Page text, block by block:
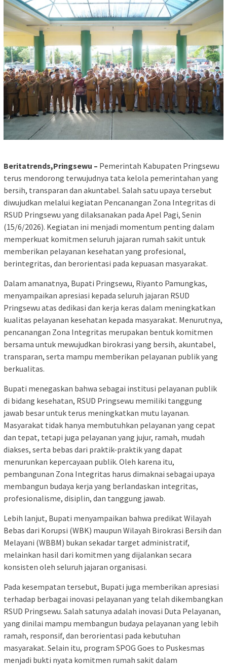
Beritatrends,Pringsewu – Pemerintah Kabupaten Pringsewu
terus mendorong terwujudnya tata kelola pemerintahan yang
bersih, transparan dan akuntabel. Salah satu upaya tersebut
diwujudkan melalui kegiatan Pencanangan Zona Integritas di
RSUD Pringsewu yang dilaksanakan pada Apel Pagi, Senin
(15/6/2026). Kegiatan ini menjadi momentum penting dalam
memperkuat komitmen seluruh jajaran rumah sakit untuk
memberikan pelayanan kesehatan yang profesional,
berintegritas, dan berorientasi pada kepuasan masyarakat.
Dalam amanatnya, Bupati Pringsewu, Riyanto Pamungkas,
menyampaikan apresiasi kepada seluruh jajaran RSUD
Pringsewu atas dedikasi dan kerja keras dalam meningkatkan
kualitas pelayanan kesehatan kepada masyarakat. Menurutnya,
pencanangan Zona Integritas merupakan bentuk komitmen
bersama untuk mewujudkan birokrasi yang bersih, akuntabel,
transparan, serta mampu memberikan pelayanan publik yang
berkualitas.
Bupati menegaskan bahwa sebagai institusi pelayanan publik
di bidang kesehatan, RSUD Pringsewu memiliki tanggung
jawab besar untuk terus meningkatkan mutu layanan.
Masyarakat tidak hanya membutuhkan pelayanan yang cepat
dan tepat, tetapi juga pelayanan yang jujur, ramah, mudah
diakses, serta bebas dari praktik-praktik yang dapat
menurunkan kepercayaan publik. Oleh karena itu,
pembangunan Zona Integritas harus dimaknai sebagai upaya
membangun budaya kerja yang berlandaskan integritas,
profesionalisme, disiplin, dan tanggung jawab.
Lebih lanjut, Bupati menyampaikan bahwa predikat Wilayah
Bebas dari Korupsi (WBK) maupun Wilayah Birokrasi Bersih dan
Melayani (WBBM) bukan sekadar target administratif,
melainkan hasil dari komitmen yang dijalankan secara
konsisten oleh seluruh jajaran organisasi.
Pada kesempatan tersebut, Bupati juga memberikan apresiasi
terhadap berbagai inovasi pelayanan yang telah dikembangkan
RSUD Pringsewu. Salah satunya adalah inovasi Duta Pelayanan,
yang dinilai mampu membangun budaya pelayanan yang lebih
ramah, responsif, dan berorientasi pada kebutuhan
masyarakat. Selain itu, program SPOG Goes to Puskesmas
menjadi bukti nyata komitmen rumah sakit dalam